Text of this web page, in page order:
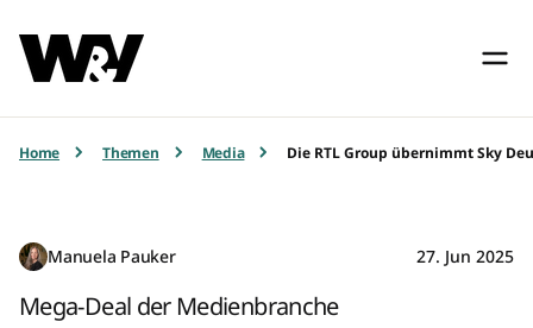
Home Themen Media Die RTL Group übernimmt Sky
Manuela Pauker 27. Jun 2025
Mega-Deal der Medienbranche